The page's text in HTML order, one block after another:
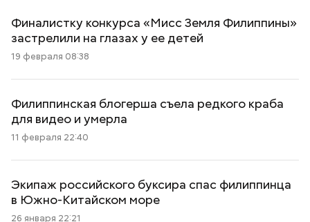
Финалистку конкурса «Мисс Земля Филиппины»
застрелили на глазах у ее детей
19 февраля 08:38
Филиппинская блогерша съела редкого краба
для видео и умерла
11 февраля 22:40
Экипаж российского буксира спас филиппинца
в Южно-Китайском море
26 января 22:21